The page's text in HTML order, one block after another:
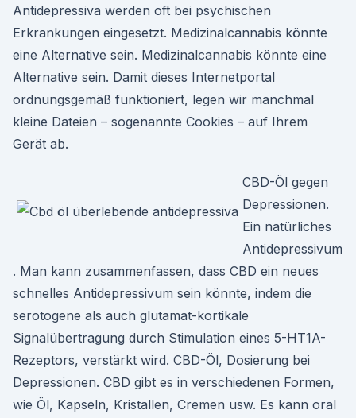
Antidepressiva werden oft bei psychischen
Erkrankungen eingesetzt. Medizinalcannabis könnte
eine Alternative sein. Medizinalcannabis könnte eine
Alternative sein. Damit dieses Internetportal
ordnungsgemäß funktioniert, legen wir manchmal
kleine Dateien – sogenannte Cookies – auf Ihrem
Gerät ab.
CBD-Öl gegen
Depressionen.
Ein natürliches
Antidepressivum
. Man kann zusammenfassen, dass CBD ein neues
schnelles Antidepressivum sein könnte, indem die
serotogene als auch glutamat-kortikale
Signalübertragung durch Stimulation eines 5-HT1A-
Rezeptors, verstärkt wird. CBD-Öl, Dosierung bei
Depressionen. CBD gibt es in verschiedenen Formen,
wie Öl, Kapseln, Kristallen, Cremen usw. Es kann oral